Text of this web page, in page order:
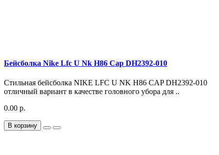
Бейсболка Nike Lfc U Nk H86 Cap DH2392-010
Стильная бейсболка NIKE LFC U NK H86 CAP DH2392-010
отличный вариант в качестве головного убора для ..
0.00 р.
В корзину